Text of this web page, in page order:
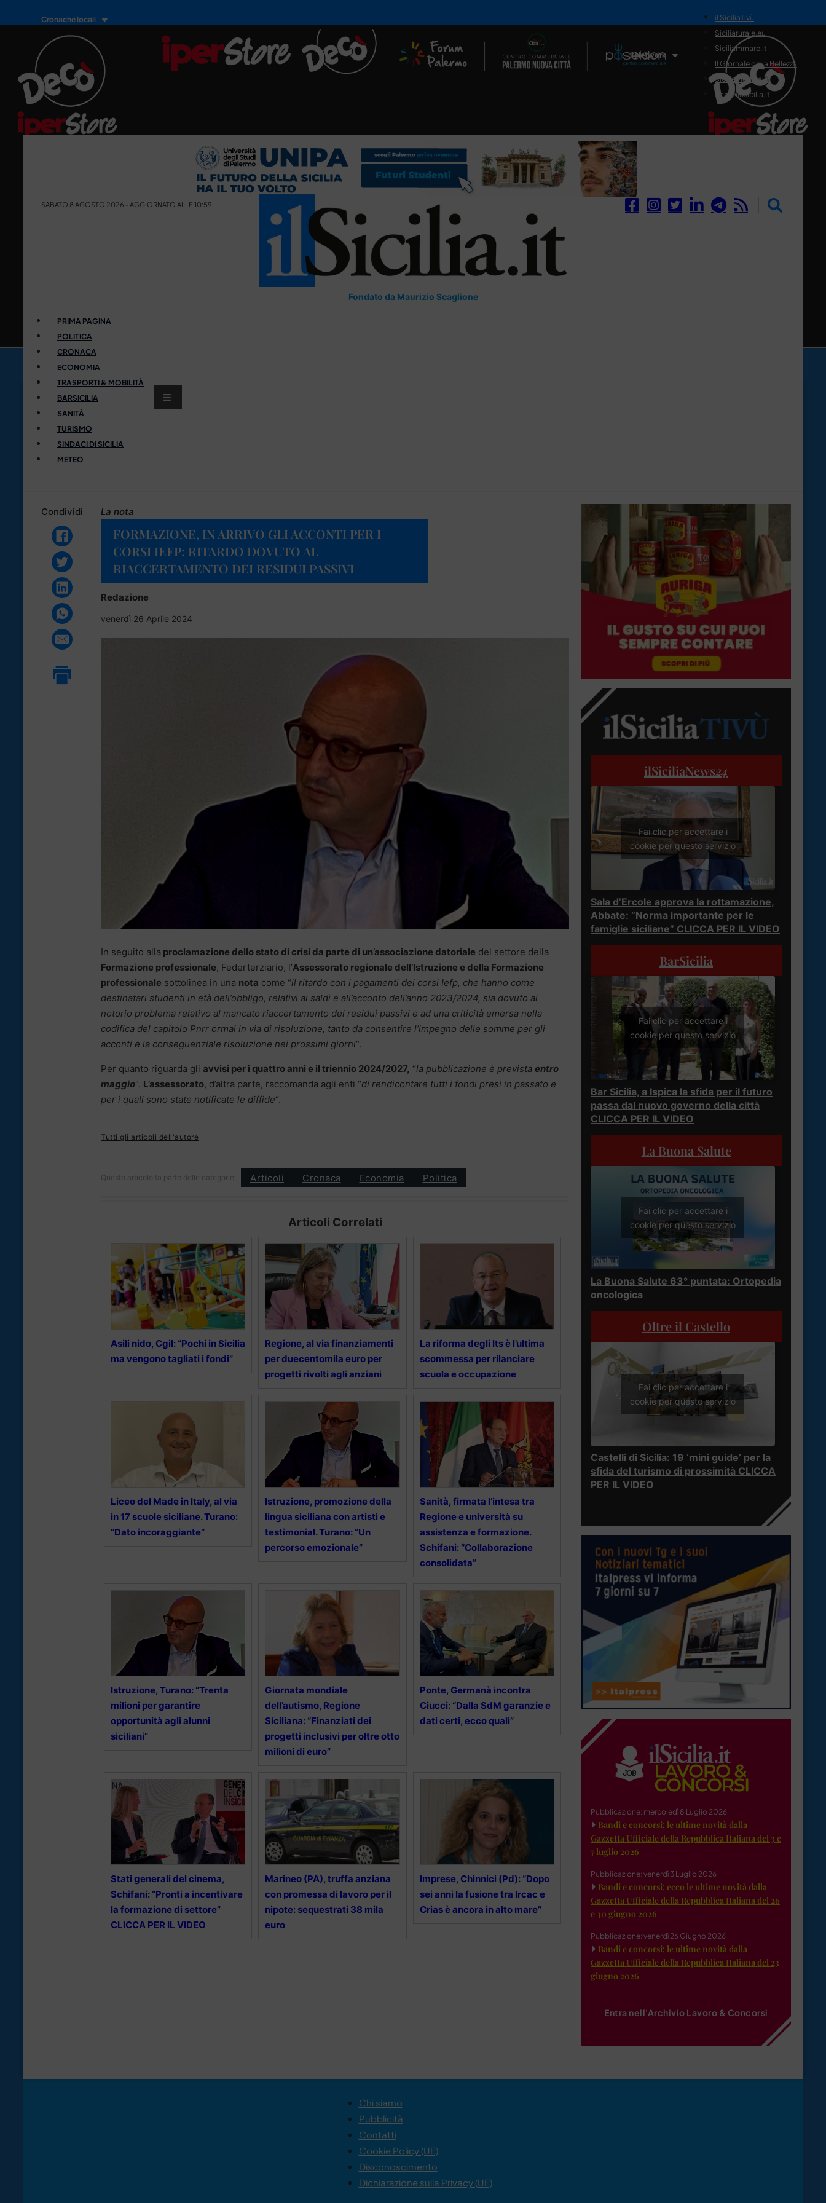
Cronache locali
Il Network
il SiciliaTivù
Siciliarurale.eu
Siciliammare.it
Il Giornale della Bellezza
Siciliamedica.it
Sanitainsicilia.it
SABATO 8 AGOSTO 2026 - AGGIORNATO ALLE 10:59
Fondato da Maurizio Scaglione
PRIMA PAGINA
POLITICA
CRONACA
ECONOMIA
TRASPORTI & MOBILITÀ
BARSICILIA
SANITÀ
TURISMO
SINDACI DI SICILIA
METEO
Condividi La nota
FORMAZIONE, IN ARRIVO GLI ACCONTI PER I
CORSI IEFP: RITARDO DOVUTO AL
RIACCERTAMENTO DEI RESIDUI PASSIVI
Redazione
venerdì 26 Aprile 2024
In seguito alla proclamazione dello stato di crisi da parte di un’associazione datoriale del settore della
Formazione professionale, Federterziario, l’Assessorato regionale dell’Istruzione e della Formazione
professionale sottolinea in una nota come “il ritardo con i pagamenti dei corsi Iefp, che hanno come
destinatari studenti in età dell’obbligo, relativi ai saldi e all’acconto dell’anno 2023/2024, sia dovuto al
notorio problema relativo al mancato riaccertamento dei residui passivi e ad una criticità emersa nella
codifica del capitolo Pnrr ormai in via di risoluzione, tanto da consentire l’impegno delle somme per gli
acconti e la conseguenziale risoluzione nei prossimi giorni“.
Per quanto riguarda gli avvisi per i quattro anni e il triennio 2024/2027, “la pubblicazione è prevista entro
maggio“. L’assessorato, d’altra parte, raccomanda agli enti “di rendicontare tutti i fondi presi in passato e
per i quali sono state notificate le diffide“.
Tutti gli articoli dell'autore
Questo articolo fa parte delle categorie: Articoli Cronaca Economia Politica
Articoli Correlati
Asili nido, Cgil: “Pochi in Sicilia
ma vengono tagliati i fondi”
Regione, al via finanziamenti
per duecentomila euro per
progetti rivolti agli anziani
La riforma degli Its è l’ultima
scommessa per rilanciare
scuola e occupazione
Liceo del Made in Italy, al via
in 17 scuole siciliane. Turano:
“Dato incoraggiante”
Istruzione, promozione della
lingua siciliana con artisti e
testimonial. Turano: “Un
percorso emozionale”
Sanità, firmata l’intesa tra
Regione e università su
assistenza e formazione.
Schifani: “Collaborazione
consolidata”
Istruzione, Turano: “Trenta
milioni per garantire
opportunità agli alunni
siciliani”
Giornata mondiale
dell’autismo, Regione
Siciliana: “Finanziati dei
progetti inclusivi per oltre otto
milioni di euro”
Ponte, Germanà incontra
Ciucci: “Dalla SdM garanzie e
dati certi, ecco quali”
Stati generali del cinema,
Schifani: “Pronti a incentivare
la formazione di settore”
CLICCA PER IL VIDEO
Marineo (PA), truffa anziana
con promessa di lavoro per il
nipote: sequestrati 38 mila
euro
Imprese, Chinnici (Pd): “Dopo
sei anni la fusione tra Ircac e
Crias è ancora in alto mare”
ilSiciliaNews24
Fai clic per accettare i
cookie per questo servizio
Sala d’Ercole approva la rottamazione,
Abbate: “Norma importante per le
famiglie siciliane” CLICCA PER IL VIDEO
BarSicilia
Fai clic per accettare i
cookie per questo servizio
Bar Sicilia, a Ispica la sfida per il futuro
passa dal nuovo governo della città
CLICCA PER IL VIDEO
La Buona Salute
Fai clic per accettare i
cookie per questo servizio
La Buona Salute 63° puntata: Ortopedia
oncologica
Oltre il Castello
Fai clic per accettare i
cookie per questo servizio
Castelli di Sicilia: 19 ‘mini guide’ per la
sfida del turismo di prossimità CLICCA
PER IL VIDEO
Pubblicazione: mercoledì 8 Luglio 2026
Bandi e concorsi: le ultime novità dalla
Gazzetta Ufficiale della Repubblica Italiana del 3 e
7 luglio 2026
Pubblicazione: venerdì 3 Luglio 2026
Bandi e concorsi: ecco le ultime novità dalla
Gazzetta Ufficiale della Repubblica Italiana del 26
e 30 giugno 2026
Pubblicazione: venerdì 26 Giugno 2026
Bandi e concorsi: le ultime novità dalla
Gazzetta Ufficiale della Repubblica Italiana del 23
giugno 2026
Entra nell'Archivio Lavoro & Concorsi
Chi siamo
Pubblicità
Contatti
Cookie Policy (UE)
Disconoscimento
Dichiarazione sulla Privacy (UE)